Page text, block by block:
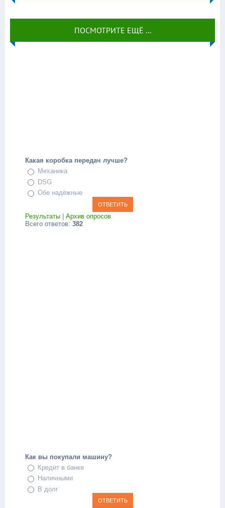
ПОСМОТРИТЕ ЕЩЁ ...
Какая коробка передач лучше?
Механика
DSG
Обе надёжные
Результаты | Архив опросов
Всего ответов: 382
Как вы покупали машину?
Кредит в банке
Наличными
В долг